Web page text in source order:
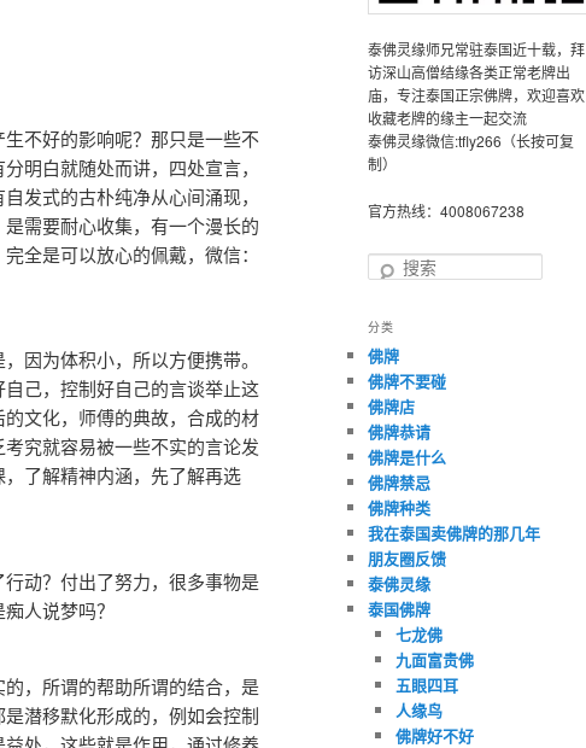
不好的影响呢？那只是一些不
明白就随处而讲，四处宣言，
发式的古朴纯净从心间涌现，
需要耐心收集，有一个漫长的
全是可以放心的佩戴，微信：
因为体积小，所以方便携带。
己，控制好自己的言谈举止这
文化，师傅的典故，合成的材
究就容易被一些不实的言论发
了解精神内涵，先了解再选
动？付出了努力，很多事物是
人说梦吗？
，所谓的帮助所谓的结合，是
潜移默化形成的，例如会控制
泰佛灵缘师兄常驻泰国近十载，拜
访深山高僧结缘各类正常老牌出
庙，专注泰国正宗佛牌，欢迎喜欢
收藏老牌的缘主一起交流
泰佛灵缘微信:tfly266（长按可复
制）
官方热线：4008067238
搜
分类
佛牌
佛牌不要碰
佛牌店
佛牌恭请
佛牌是什么
佛牌禁忌
佛牌种类
我在泰国卖佛牌的那几年
朋友圈反馈
泰佛灵缘
泰国佛牌
七龙佛
九面富贵佛
五眼四耳
人缘鸟
佛牌好不好